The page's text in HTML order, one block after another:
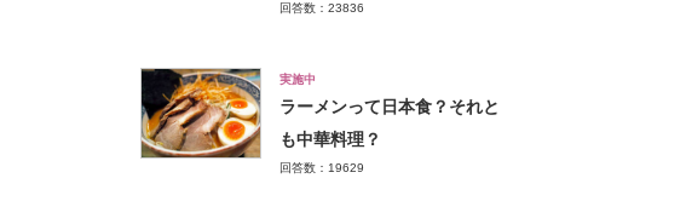
回答数：23836
実施中
ラーメンって日本食？それと
も中華料理？
回答数：19629